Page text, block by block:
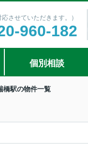
させていただきます。）
960-182
個別相談
橋駅の物件一覧